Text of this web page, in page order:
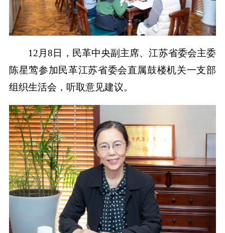
12月8日，民革中央副主席、江苏省委会主委
陈星莺参加民革江苏省委会直属鼓楼机关一支部
组织生活会，听取意见建议。